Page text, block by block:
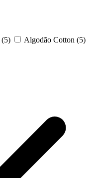
(5) Algodão Cotton (5)